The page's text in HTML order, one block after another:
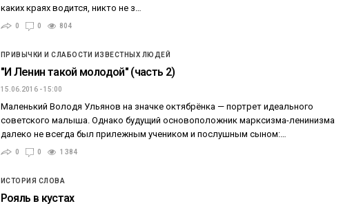
каких краях водится, никто не з…
0 0 804
ПРИВЫЧКИ И СЛАБОСТИ ИЗВЕСТНЫХ ЛЮДЕЙ
"И Ленин такой молодой" (часть 2)
15.06.2016 - 15:00
Маленький Володя Ульянов на значке октябрёнка — портрет идеального
советского малыша. Однако будущий основоположник марксизма-ленинизма
далеко не всегда был прилежным учеником и послушным сыном:…
0 0 1 384
ИСТОРИЯ СЛОВА
Рояль в кустах